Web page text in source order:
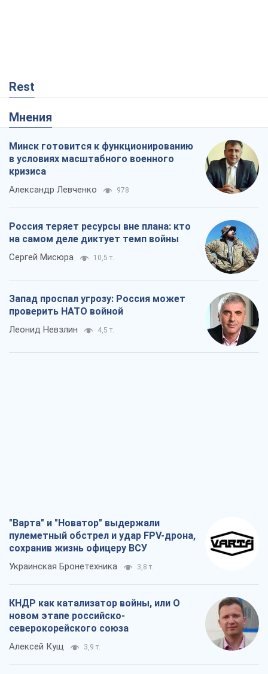
Rest
Мнения
Минск готовится к функционированию
в условиях масштабного военного
кризиса
Александр Левченко 978
Россия теряет ресурсы вне плана: кто
на самом деле диктует темп войны
Сергей Мисюра 10,5 т.
Запад проспал угрозу: Россия может
проверить НАТО войной
Леонид Невзлин 4,5 т.
"Варта" и "Новатор" выдержали
пулеметный обстрел и удар FPV-дрона,
сохранив жизнь офицеру ВСУ
Украинская Бронетехника 3,8 т.
КНДР как катализатор войны, или О
новом этапе российско-
северокорейского союза
Алексей Кущ 3,9 т.